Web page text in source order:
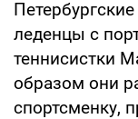
леденцы с
теннисистки
образом они
спортсменку,